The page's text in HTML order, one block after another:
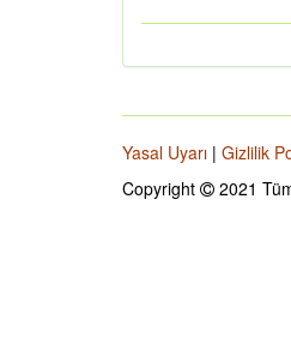
Yasal Uyarı | Gizlilik
Copyright
2021